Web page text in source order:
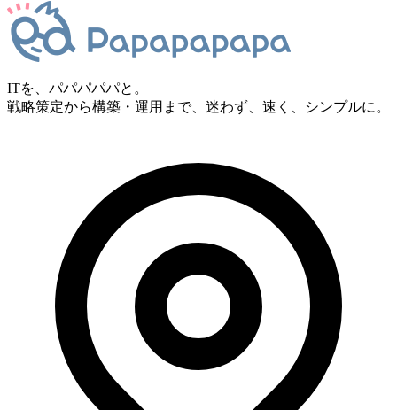
ITを、パパパパパと。
戦略策定から構築・運用まで、迷わず、速く、シンプルに。